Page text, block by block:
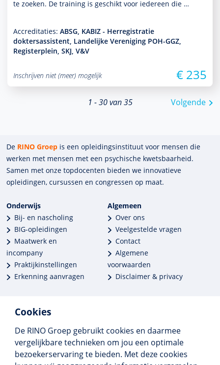
Cookies
De RINO Groep gebruikt cookies en daarmee
vergelijkbare technieken om jou een optimale
bezoekerservaring te bieden. Met deze cookies
te zoeken. De training is geschikt voor iedereen die …
Accreditaties: ABSG, KABIZ - Herregistratie
doktersassistent, Landelijke Vereniging POH-GGZ,
Registerplein, SKJ, V&V
Inschrijven niet (meer) mogelijk € 235
1 - 30 van 35 Volgende
De RINO Groep is een opleidings­insti­tuut voor mensen die
werken met mensen met een psychische kwets­baar­heid.
Samen met onze top­docenten bieden we innova­tieve
opleidingen, cursussen en congres­sen op maat.
Onderwijs
Bij- en nascholing
BIG-opleidingen
Maatwerk en
incompany
Praktijkinstellingen
Erkenning aanvragen
Algemeen
Over ons
Veelgestelde vragen
Contact
Algemene
voorwaarden
Disclaimer & privacy
Meer dan 250 opleidingen
Alle BIG-opleidingen in huis
Cedeo-erkend en CRKBO-geregistreerd